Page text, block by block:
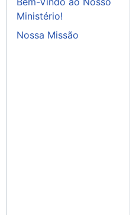
Ministério!
Nossa Missão